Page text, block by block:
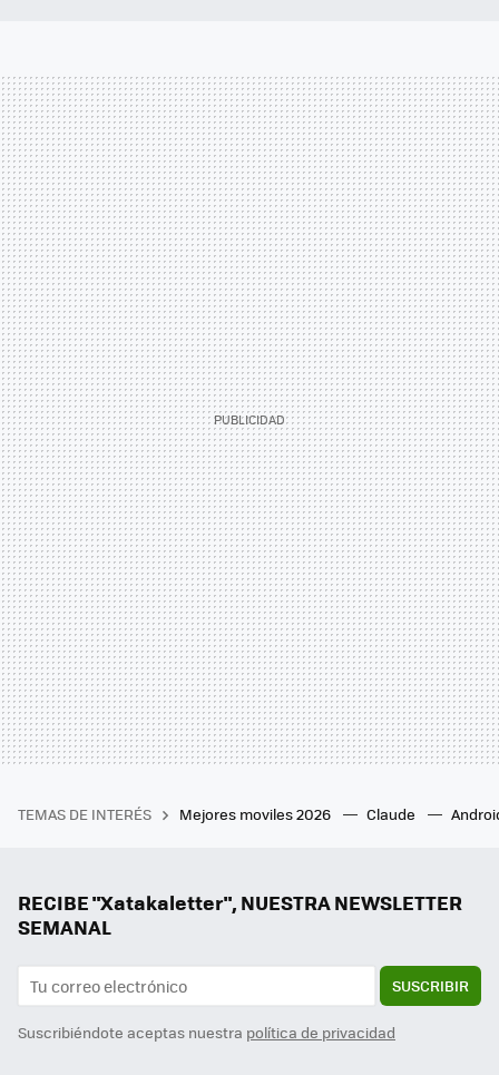
TEMAS DE INTERÉS Mejores moviles 2026 Claude
RECIBE "Xatakaletter", NUESTRA NEWSLETTER
SEMANAL
SUSCRIBIR
Suscribiéndote aceptas nuestra política de privacidad